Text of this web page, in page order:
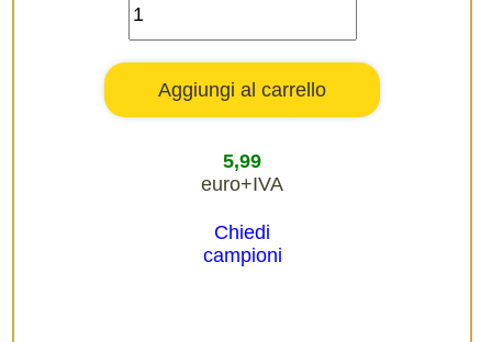
5,99
euro+IVA
Chiedi
campioni